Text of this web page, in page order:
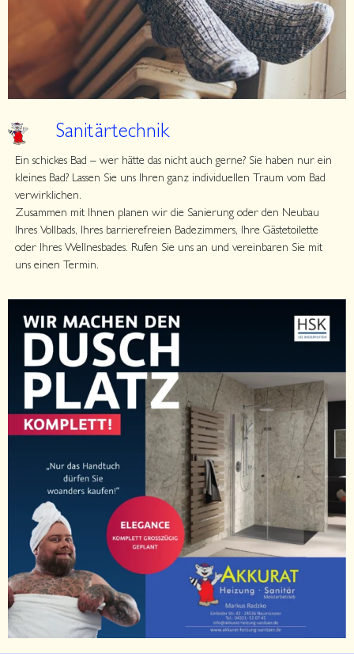
Sanitärtechnik
Ein schickes Bad – wer hätte das nicht auch gerne? Sie haben nur ein
kleines Bad? Lassen Sie uns Ihren ganz individuellen Traum vom Bad
verwirklichen.
Zusammen mit Ihnen planen wir die Sanierung oder den Neubau
Ihres Vollbads, Ihres barrierefreien Badezimmers, Ihre Gästetoilette
oder Ihres Wellnesbades. Rufen Sie uns an und vereinbaren Sie mit
uns einen Termin.